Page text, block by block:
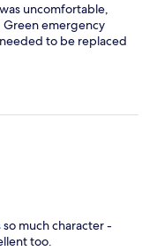
uncomfortable,
Green emergency
to be replaced
much character -
too.